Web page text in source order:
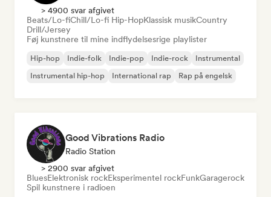
> 4900 svar afgivet
Beats/Lo-fiChill/Lo-fi Hip-HopKlassisk musikCountry
Drill/Jersey
Føj kunstnere til mine indflydelsesrige playlister
Hip-hop Indie-folk Indie-pop Indie-rock
Instrumental
Instrumental hip-hop
International rap Rap på engelsk
Good Vibrations Radio
Radio Station
> 2900 svar afgivet
BluesElektronisk rockEksperimentel rockFunkGaragerock
Spil kunstnere i radioen